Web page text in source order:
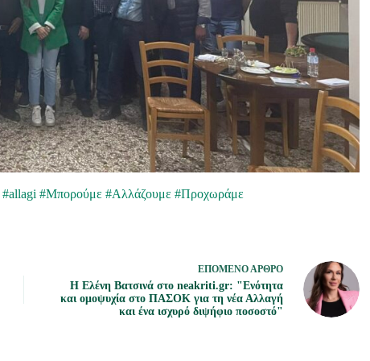
#allagi #Μπορούμε #Αλλάζουμε #Προχωράμε
ΕΠΌΜΕΝΟΆΡΘΡΟ
Η Ελένη Βατσινά στο neakriti.gr: "Ενότητα
και ομοψυχία στο ΠΑΣΟΚ για τη νέα Αλλαγή
και ένα ισχυρό διψήφιο ποσοστό"